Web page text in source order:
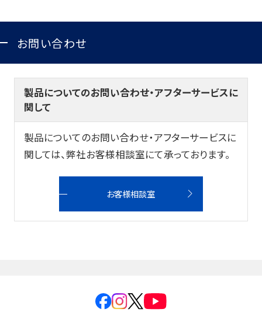
お問い合わせ
筆記具修理
使用説明書
使い方動画
かく、がスキ English
お問い合わせ
製品についてのお問い合わせ・アフターサービスに
関して
製品についてのお問い合わせ・アフターサービスに
関しては、弊社お客様相談室にて承っております。
お客様相談室